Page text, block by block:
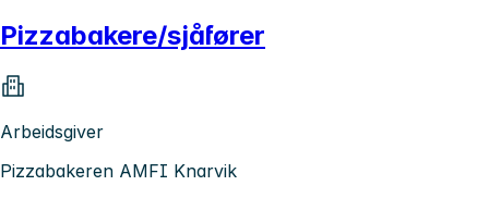
Pizzabakere/sjåfører
Arbeidsgiver
Pizzabakeren AMFI Knarvik